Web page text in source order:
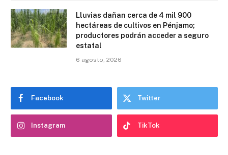
Lluvias dañan cerca de 4 mil 900
hectáreas de cultivos en Pénjamo;
productores podrán acceder a seguro
estatal
6 agosto, 2026
Facebook Twitter
Instagram TikTok